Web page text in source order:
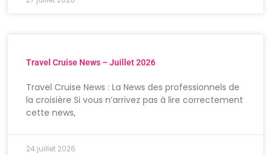
Travel Cruise News – Juillet 2026
Travel Cruise News : La News des professionnels de
la croisière Si vous n’arrivez pas à lire correctement
cette news,
24 juillet 2026